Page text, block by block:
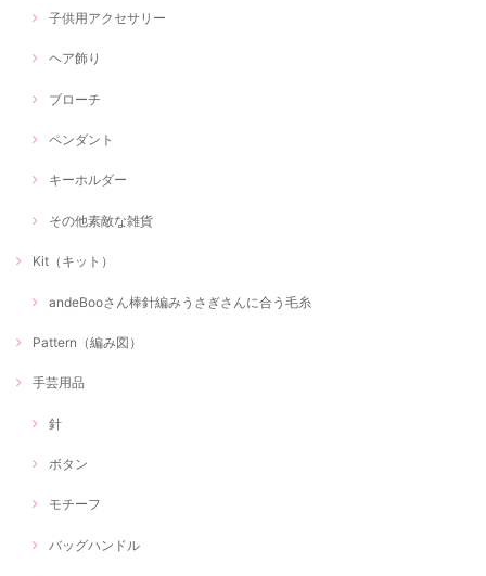
子供用アクセサリー
ヘア飾り
ブローチ
ペンダント
キーホルダー
その他素敵な雑貨
Kit（キット）
andeBooさん棒針編みうさぎさんに合う毛糸
Pattern（編み図）
手芸用品
針
ボタン
モチーフ
バッグハンドル